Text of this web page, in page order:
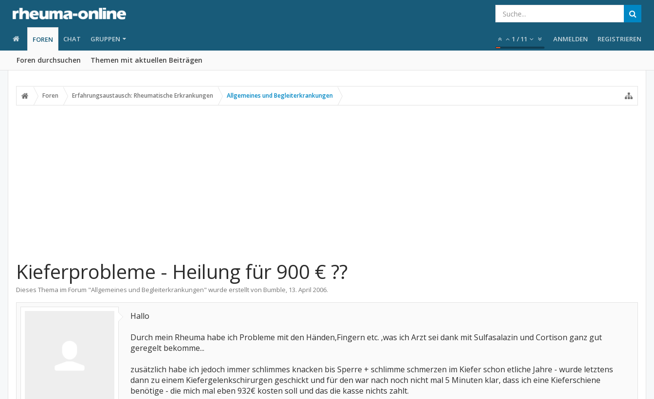
FOREN
Foren durchsuchen Themen mit aktuellen Beiträgen
CHAT GRUPPEN 1 /11 ANMELDEN REGISTRIEREN
Foren Erfahrungsaustausch: Rheumatische Erkrankungen Allgemeines und Begleiterkrankungen
Kieferprobleme - Heilung für 900 € ??
Dieses Thema im Forum "Allgemeines und Begleiterkrankungen" wurde erstellt von Bumble, 13. April 2006.
Hallo
Durch mein Rheuma habe ich Probleme mit den Händen,Fingern etc. ,was ich Arzt sei dank mit Sulfasalazin und Cortison ganz gut
geregelt bekomme...
zusätzlich habe ich jedoch immer schlimmes knacken bis Sperre + schlimme schmerzen im Kiefer schon etliche Jahre - wurde letztens
dann zu einem Kiefergelenkschirurgen geschickt und für den war nach noch nicht mal 5 Minuten klar, dass ich eine Kieferschiene
benötige - die mich mal eben 932€ kosten soll und das die kasse nichts zahlt.